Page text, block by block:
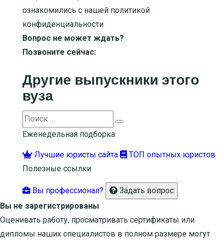
ознакомились с нашей политикой
конфиденциальности
Вопрос не может ждать?
Позвоните сейчас:
Другие выпускники этого
вуза
Search
for:
Еженедельная подборка
Лучшие юристы сайта
ТОП опытных юристов
Полезные ссылки
Вы профессионал?
Задать вопрос
Вы не зарегистрированы
Оценивать работу, просматривать сертификаты или
дипломы наших специалистов в полном размере могут